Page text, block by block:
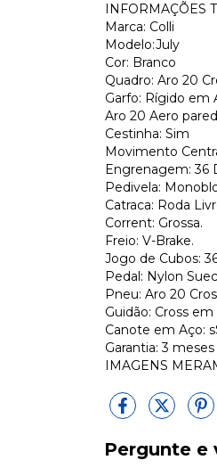
INFORMAÇÕES
Marca: Colli
Modelo:July
Cor: Branco
Quadro: Aro 20
Garfo: Rígido em
Aro 20 Aero
Cestinha: Sim
Movimento
Engrenagem: 36
Pedivela:
Catraca: Roda
Corrent: Grossa.
Freio: V-Brake.
Jogo de Cubos:
Pedal: Nylon
Pneu: Aro 20
Guidão: Cross em
Canote em Aço:
Garantia: 3 meses
IMAGENS
Pergunte e